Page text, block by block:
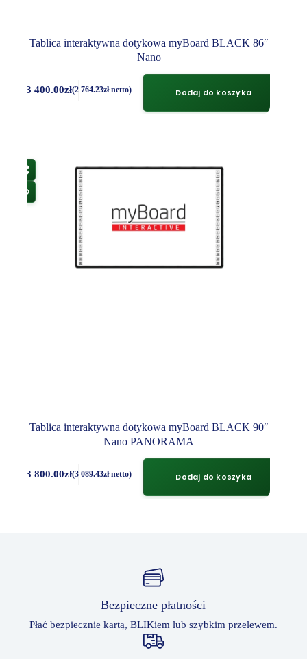
Tablica interaktywna dotykowa myBoard BLACK 86″
Nano
3 400.00zł(2 764.23złnetto) Dodaj do koszyka
Tablica interaktywna dotykowa myBoard BLACK 90″
Nano PANORAMA
3 800.00zł(3 089.43złnetto) Dodaj do koszyka
Bezpieczne płatności
Płać bezpiecznie kartą, BLIKiem lub szybkim przelewem.